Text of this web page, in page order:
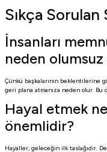
Sıkça
İnsanları
neden
Çünkü başkalarının
geri plana atmanıza neden olur.
Hayal etmek
önemlidir?
Hayaller, geleceğin ilk taslağıdır.